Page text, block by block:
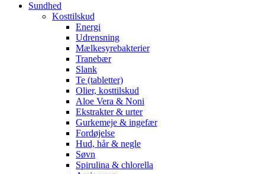
Sundhed
Kosttilskud
Energi
Udrensning
Mælkesyrebakterier
Tranebær
Slank
Te (tabletter)
Olier, kosttilskud
Aloe Vera & Noni
Ekstrakter & urter
Gurkemeje & ingefær
Fordøjelse
Hud, hår & negle
Søvn
Spirulina & chlorella